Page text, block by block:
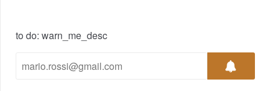
to do: warn_me_desc